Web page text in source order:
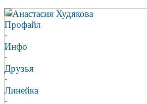
Анастасия Худякова
Профайл
·
Инфо
·
Друзья
·
Линейка
·